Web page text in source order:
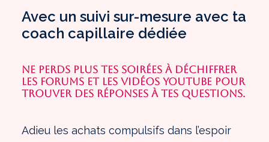
Avec un suivi sur-mesure avec ta
coach capillaire dédiée
NE PERDS PLUS TES SOIRÉES À DÉCHIFFRER
LES FORUMS ET LES VIDÉOS YOUTUBE POUR
TROUVER DES RÉPONSES À TES QUESTIONS.
Adieu les achats compulsifs dans l’espoir